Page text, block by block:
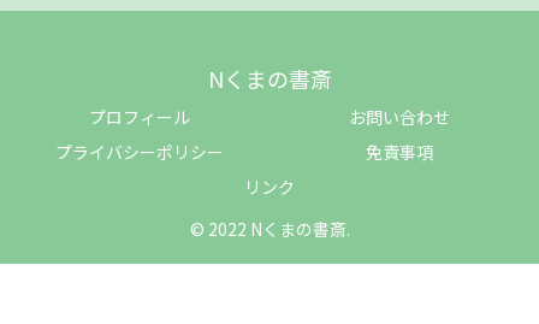
Nくまの書斎
プロフィール
お問い合わせ
プライバシーポリシー
免責事項
リンク
© 2022 Nくまの書斎.